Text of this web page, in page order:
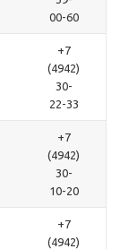
00-60
+7
(4942)
30-
22-33
+7
(4942)
30-
10-20
+7
(4942)